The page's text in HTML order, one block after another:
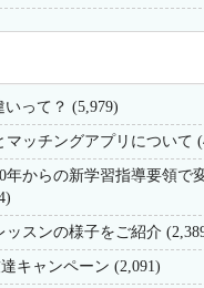
いって？ (5,979)
マッチングアプリについて
年からの新学習指導要領で
ッスンの様子をご紹介
キャンペーン (2,091)